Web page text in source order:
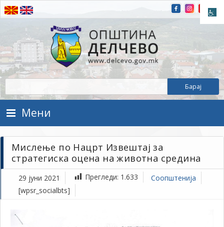
Прескокнете на содржината
Општина Делчево
Општина Делчево
Мени
Мислење по Нацрт Извештај за
стратегиска оцена на животна средина
29 јуни 2021 Прегледи: 1.633
Соопштенија
[wpsr_socialbts]